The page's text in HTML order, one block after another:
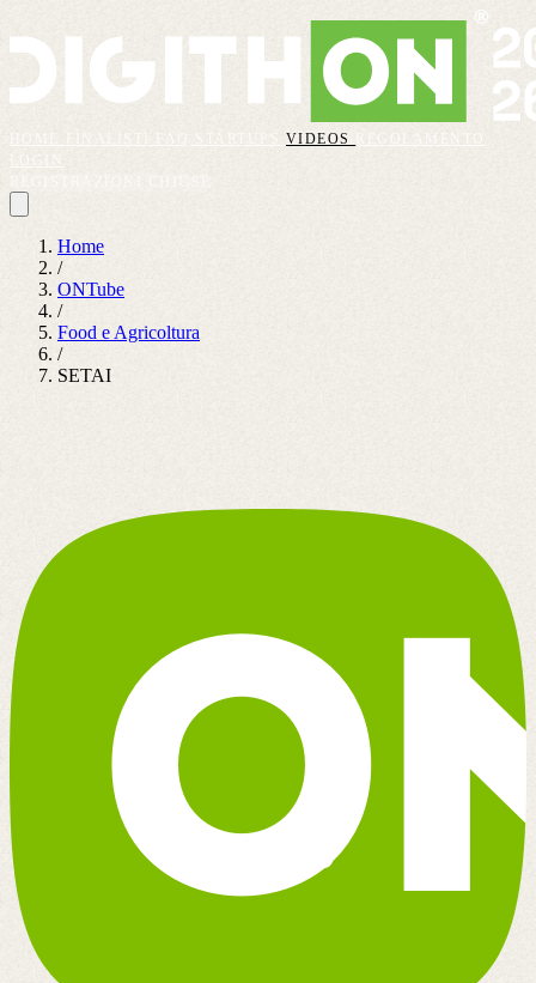
VIDEOS
REGOLAMENTO
Home
/
ONTube
/
Food e Agricoltura
/
SETAI